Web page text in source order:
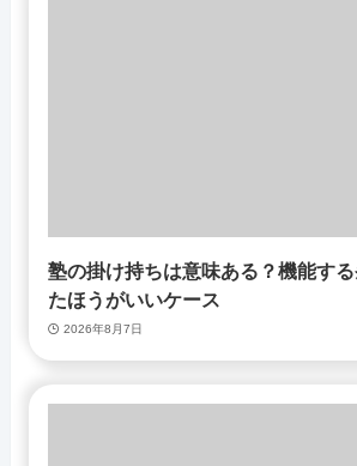
塾の掛け持ちは意味ある？機能す
たほうがいいケース
2026年8月7日